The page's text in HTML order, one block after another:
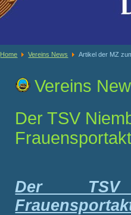
Home Vereins News Artikel der MZ
Vereins
Der TSV
Der